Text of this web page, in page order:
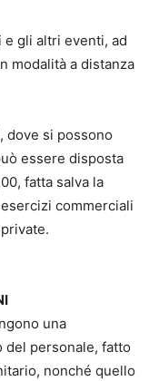
e gli altri eventi, ad
modalità a distanza
dove si possono
essere disposta
fatta salva la
commerciali
una
del personale, fatto
nonché quello